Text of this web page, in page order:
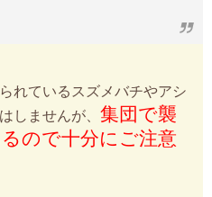
れているスズメバチやアシ
しませんが、 集団で襲
ので十分にご注意